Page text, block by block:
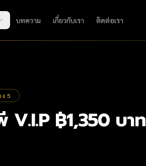
บทความ เกี่ยวกับเรา ติดต่อเรา
5
V.I.P ฿1,350 บาท